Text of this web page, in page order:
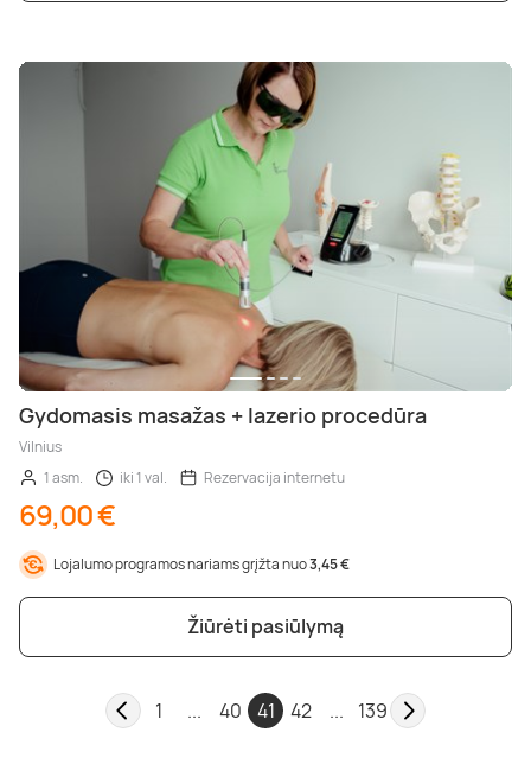
Gydomasis masažas + lazerio procedūra
Vilnius
1 asm.
iki 1 val. Rezervacija internetu
69,00 €
Lojalumo programos nariams grįžta nuo3,45 €
Žiūrėti pasiūlymą
1 ... 40 41 42 ... 139